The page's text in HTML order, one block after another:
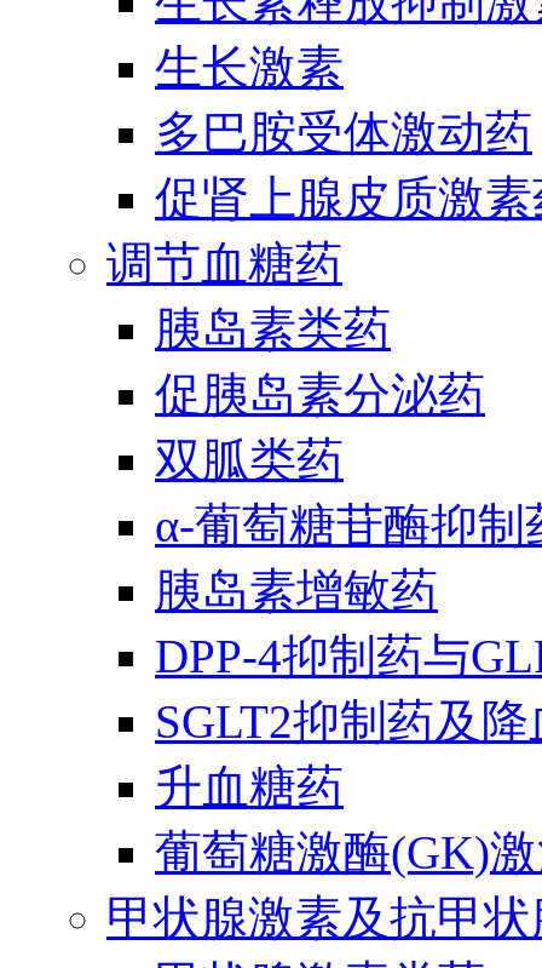
生长激素
多巴胺受体激动药
促肾上腺皮质激
调节血糖药
胰岛素类药
促胰岛素分泌药
双胍类药
α-葡萄糖苷酶抑制
胰岛素增敏药
DPP-4抑制药与
SGLT2抑制药及
升血糖药
葡萄糖激酶(GK)
甲状腺激素及抗甲